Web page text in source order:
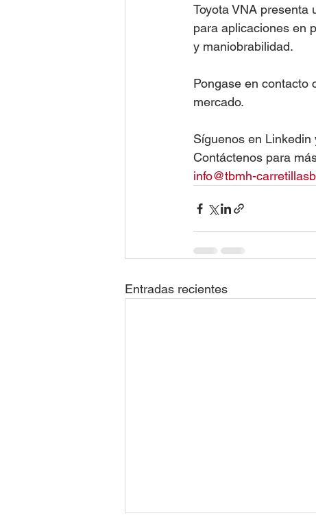
Toyota VNA presenta
para aplicaciones en
y maniobrabilidad.
Pongase en contacto
mercado.
Síguenos en
Contáctenos para
info@tbmh-
Entradas recientes